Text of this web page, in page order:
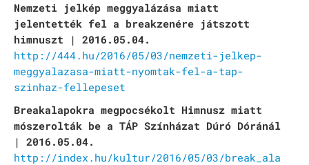
Nemzeti jelkép meggyalázása miatt
jelentették fel a breakzenére játszott
himnuszt | 2016.05.04.
http://444.hu/2016/05/03/nemzeti-jelkep-
meggyalazasa-miatt-nyomtak-fel-a-tap-
szinhaz-fellepeset
Breakalapokra megpocsékolt Himnusz miatt
mószerolták be a TÁP Színházat Dúró Dóránál
| 2016.05.04.
http://index.hu/kultur/2016/05/03/break_ala